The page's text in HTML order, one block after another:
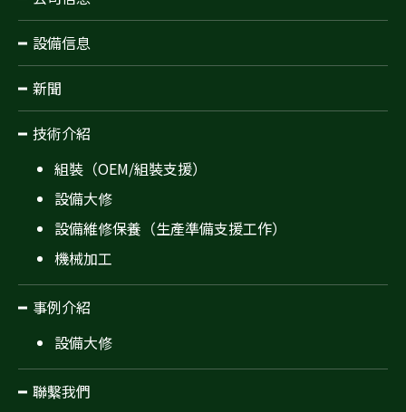
設備信息
新聞
技術介紹
組裝（OEM/組裝支援）
設備大修
設備維修保養（生產準備支援工作）
機械加工
事例介紹
設備大修
聯繫我們